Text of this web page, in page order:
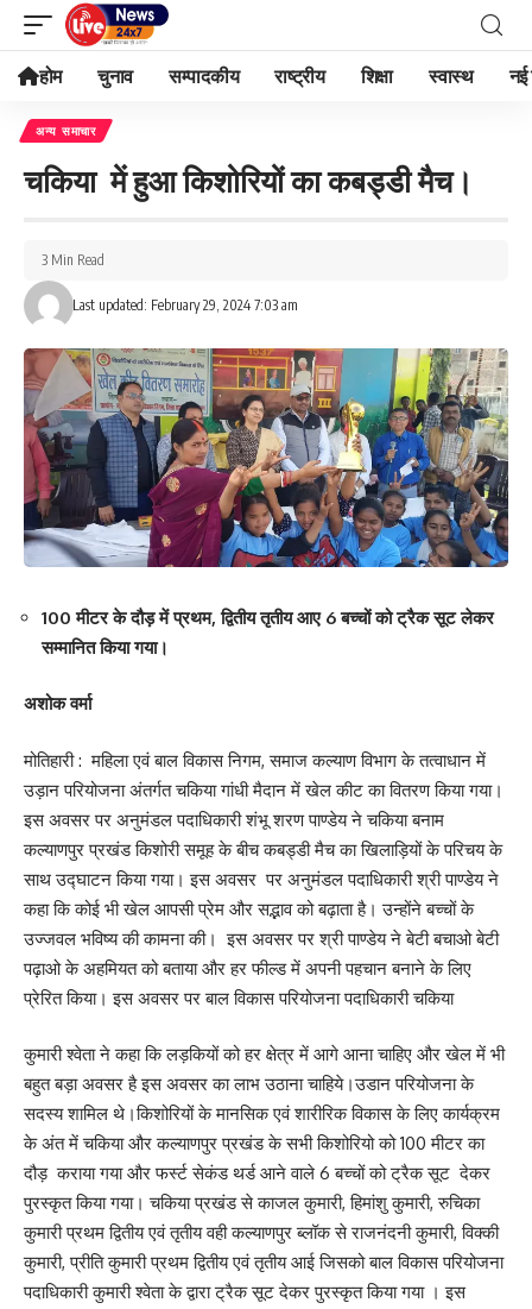
होम चुनाव सम्पादकीय राष्ट्रीय शिक्षा स्वास्थ नई
अन्य समाचार
चकिया में हुआ किशोरियों का कबड्डी मैच।
Last updated: February 29, 2024 7:03 am
3 Min Read
100 मीटर के दौड़ में प्रथम, द्वितीय तृतीय आए 6 बच्चों को ट्रैक सूट लेकर
सम्मानित किया गया।
अशोक वर्मा
मोतिहारी : महिला एवं बाल विकास निगम, समाज कल्याण विभाग के तत्वाधान में
उड़ान परियोजना अंतर्गत चकिया गांधी मैदान में खेल कीट का वितरण किया गया।
इस अवसर पर अनुमंडल पदाधिकारी शंभू शरण पाण्डेय ने चकिया बनाम
कल्याणपुर प्रखंड किशोरी समूह के बीच कबड्डी मैच का खिलाड़ियों के परिचय के
साथ उद्घाटन किया गया। इस अवसर पर अनुमंडल पदाधिकारी श्री पाण्डेय ने
कहा कि कोई भी खेल आपसी प्रेम और सद्भाव को बढ़ाता है। उन्होंने बच्चों के
उज्जवल भविष्य की कामना की। इस अवसर पर श्री पाण्डेय ने बेटी बचाओ बेटी
पढ़ाओ के अहमियत को बताया और हर फील्ड में अपनी पहचान बनाने के लिए
प्रेरित किया। इस अवसर पर बाल विकास परियोजना पदाधिकारी चकिया
कुमारी श्वेता ने कहा कि लड़कियों को हर क्षेत्र में आगे आना चाहिए और खेल में भी
बहुत बड़ा अवसर है इस अवसर का लाभ उठाना चाहिये।उडान परियोजना के
सदस्य शामिल थे।किशोरियों के मानसिक एवं शारीरिक विकास के लिए कार्यक्रम
के अंत में चकिया और कल्याणपुर प्रखंड के सभी किशोरियो को 100 मीटर का
दौड़ कराया गया और फर्स्ट सेकंड थर्ड आने वाले 6 बच्चों को ट्रैक सूट देकर
पुरस्कृत किया गया। चकिया प्रखंड से काजल कुमारी, हिमांशु कुमारी, रुचिका
कुमारी प्रथम द्वितीय एवं तृतीय वही कल्याणपुर ब्लॉक से राजनंदनी कुमारी, विक्की
कुमारी, प्रीति कुमारी प्रथम द्वितीय एवं तृतीय आई जिसको बाल विकास परियोजना
पदाधिकारी कुमारी श्वेता के द्वारा ट्रैक सूट देकर पुरस्कृत किया गया । इस